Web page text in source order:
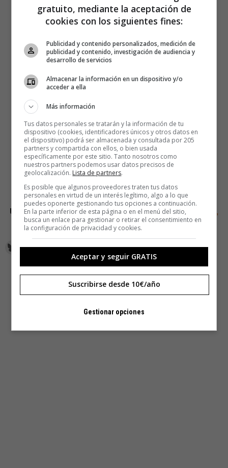
—
Update : La identidad de Banksy vuelve a estar a subasta,
esta vez por casi un millón de dólares.
gratuito, mediante la aceptación de
cookies con los siguientes fines:
Publicidad y contenido personalizados, medición de
publicidad y contenido, investigación de audiencia y
desarrollo de servicios
Almacenar la información en un dispositivo y/o
acceder a ella
Más información
Tus datos personales se tratarán y la información de tu
dispositivo (cookies, identificadores únicos y otros datos en
el dispositivo) podrá ser almacenada y consultada por 205
partners y compartida con ellos, o bien usada
específicamente por este sitio. Tanto nosotros como
nuestros partners podemos usar datos precisos de
geolocalización. Lista de partners.
Es posible que algunos proveedores traten tus datos
personales en virtud de un interés legítimo, algo a lo que
puedes oponerte gestionando tus opciones a continuación.
En la parte inferior de esta página o en el menú del sitio,
busca un enlace para gestionar o retirar el consentimiento en
la configuración de privacidad y cookies.
Aceptar y seguir GRATIS
Suscribirse desde 10€/año
Gestionar opciones